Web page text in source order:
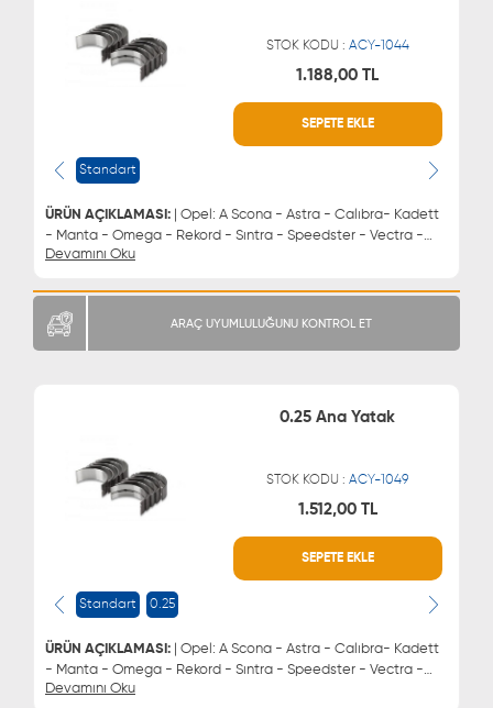
STOK KODU : ACY-1044
1.188,00 TL
SEPETE EKLE
Standart
ÜRÜN AÇIKLAMASI: | Opel: A Scona - Astra - Calıbra- Kadett
- Manta - Omega - Rekord - Sıntra - Speedster - Vectra -
Zafıra Chevrolet: Astra - Vectra - Zafıra Daewoo: Brougham -
Lada: Vega | Ana Yatak STD ( Standart)
Devamını Oku
MÜŞTERİ HİZMETLERİ
ARAÇ UYUMLULUĞUNU KONTROL ET
0.25 Ana Yatak
STOK KODU :ACY-1049
1.512,00 TL
SEPETE EKLE
Standart 0.25
ÜRÜN AÇIKLAMASI: | Opel: A Scona - Astra - Calıbra- Kadett
- Manta - Omega - Rekord - Sıntra - Speedster - Vectra -
Zafıra Chevrolet: Astra - Vectra - Zafıra Daewoo: Brougham -
Devamını Oku
MÜŞTERİ HİZMETLERİ